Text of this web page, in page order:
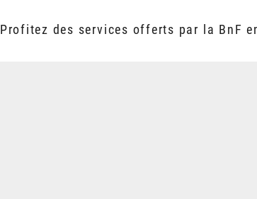
Profitez des services offerts par la BnF